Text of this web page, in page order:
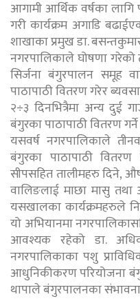
आगामी आर्थिक वर्षका
गरी कार्यक्रम अगाडि
शाखाका प्रमुख डा.
नगरपालिकाले घोषणा गरेको
सिर्जना बंगुरपालन समूह
पाठापाठी वितरण गरेर
२÷३ दिनभित्रैमा अन्य दुई
बंगुरका पाठापाठी वितरण
यसवर्ष नगरपालिकाले
बंगुरका पाठापाठी
सीपसहित तालीमहरु दिने,
वालिङलाई माछा मासु तथा
यसखालका कार्यक्रमहरुले
यो अभियानमा
आवश्यक रहेको डा.
नगरपालिकाका पशु
आधुनिकीकरण परियोजना
थापाले बंगुरपालनका